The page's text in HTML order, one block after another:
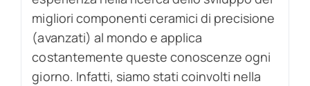
migliori componenti ceramici di precisione
(avanzati) al mondo e applica
costantemente queste conoscenze ogni
giorno. Infatti, siamo stati coinvolti nella